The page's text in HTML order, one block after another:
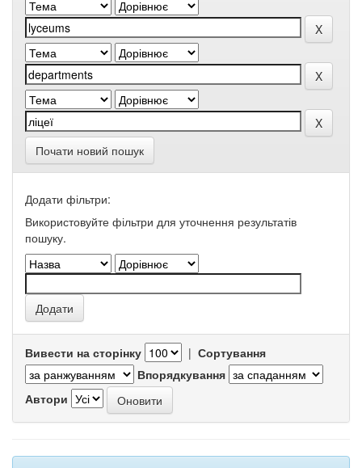
Почати новий пошук
Додати фільтри:
Використовуйте фільтри для уточнення результатів
пошуку.
Вивести на сторінку | Сортування
Впорядкування
Автори